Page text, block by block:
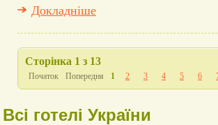
Докладніше
Сторінка 1 з 13
Початок Попередня 1 2 3 4 5 6
Всі готелі України